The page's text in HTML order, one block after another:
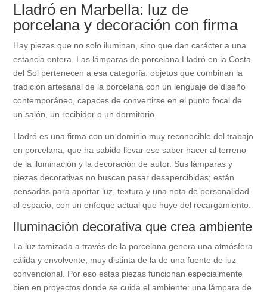
Lladró en Marbella: luz de
porcelana y decoración con firma
Hay piezas que no solo iluminan, sino que dan carácter a una
estancia entera. Las lámparas de porcelana Lladró en la Costa
del Sol pertenecen a esa categoría: objetos que combinan la
tradición artesanal de la porcelana con un lenguaje de diseño
contemporáneo, capaces de convertirse en el punto focal de
un salón, un recibidor o un dormitorio.
Lladró es una firma con un dominio muy reconocible del trabajo
en porcelana, que ha sabido llevar ese saber hacer al terreno
de la iluminación y la decoración de autor. Sus lámparas y
piezas decorativas no buscan pasar desapercibidas; están
pensadas para aportar luz, textura y una nota de personalidad
al espacio, con un enfoque actual que huye del recargamiento.
Iluminación decorativa que crea ambiente
La luz tamizada a través de la porcelana genera una atmósfera
cálida y envolvente, muy distinta de la de una fuente de luz
convencional. Por eso estas piezas funcionan especialmente
bien en proyectos donde se cuida el ambiente: una lámpara de